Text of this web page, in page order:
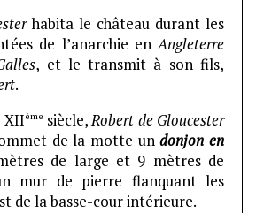
habita le château durant les
de l’anarchie enAngleterre
, et le transmit à son fils,
.
XIIème siècle,Robert de Gloucester
de la motte undonjon en
de large et 9 mètres de
mur de pierre flanquant les
de la basse-cour intérieure.